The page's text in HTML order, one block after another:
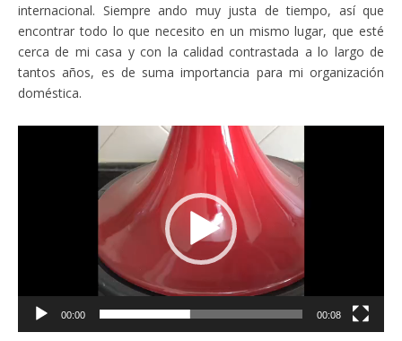
internacional. Siempre ando muy justa de tiempo, así que
encontrar todo lo que necesito en un mismo lugar, que esté
cerca de mi casa y con la calidad contrastada a lo largo de
tantos años, es de suma importancia para mi organización
doméstica.
00:00 00:08